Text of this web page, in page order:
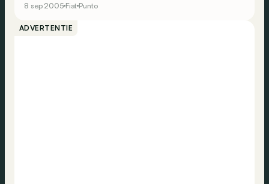
8 sep 2005 Fiat Punto
ADVERTENTIE